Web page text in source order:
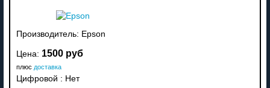
Производитель: Epson
Цена: 1500 руб
плюс доставка
Цифровой : Нет